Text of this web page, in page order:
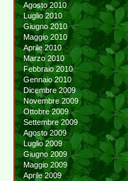
Agosto 2010
Luglio 2010
Giugno 2010
Maggio 2010
Aprile 2010
Marzo 2010
Febbraio 2010
Gennaio 2010
Dicembre 2009
Novembre 2009
Ottobre 2009
Settembre 2009
Agosto 2009
Luglio 2009
Giugno 2009
Maggio 2009
Aprile 2009